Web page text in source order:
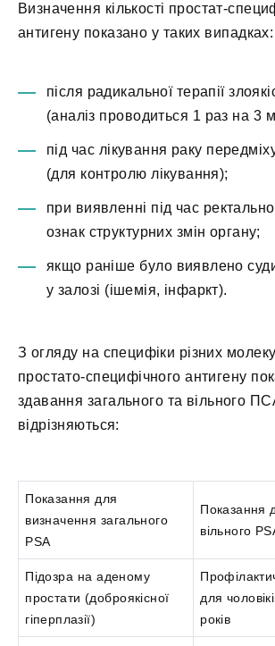
Визначення кількості простат-
антигену показано у таких випадках:
після радикальної терапії
(аналіз проводиться 1 раз на 3
під час лікування раку
(для контролю лікування);
при виявленні під час
ознак структурних змін органу;
якщо раніше було виявлено
у залозі (ішемія, інфаркт).
З огляду на специфіки різних
простато-специфічного антигену
здавання загального та вільного
відрізняються:
Показання для
визначення загального
PSA
Показання
вільного
Підозра на аденому
простати (доброякісної
гіперплазії)
для
років